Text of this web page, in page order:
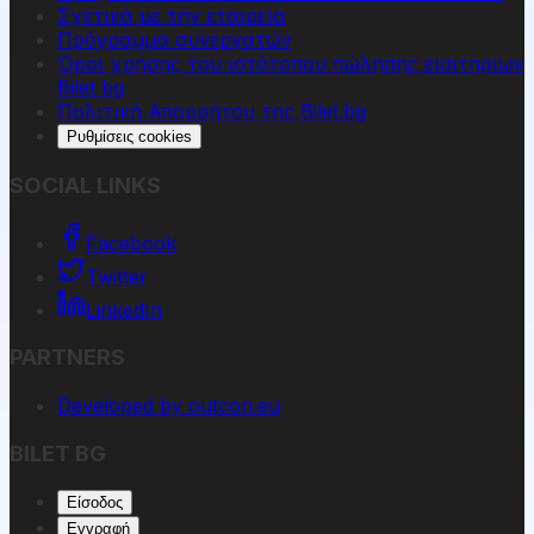
Σχετικά με την εταιρεία
Πρόγραμμα συνεργατών
Όροι χρήσης του ιστότοπου πώλησης εισιτηρίων
Bilet bg
Πολιτική Απορρήτου της Bilet.bg
Ρυθμίσεις cookies
SOCIAL LINKS
Facebook
Twitter
LinkedIn
PARTNERS
Developed by outcon.eu
BILET BG
Είσοδος
Εγγραφή